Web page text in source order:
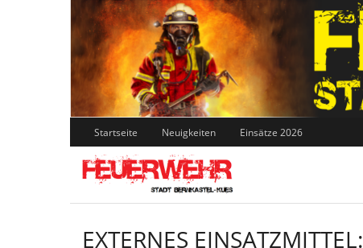
Skip
to
content
Startseite Neuigkeiten Einsätze 2026
EXTERNES EINSATZMITTEL: